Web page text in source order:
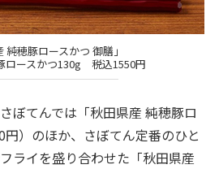
純穂豚ロースかつ 御膳」
ロースかつ130g 税込1550円
ぼてんでは「秋田県産 純穂豚ロ
）のほか、さぼてん定番のひと
ライを盛り合わせた「秋田県産